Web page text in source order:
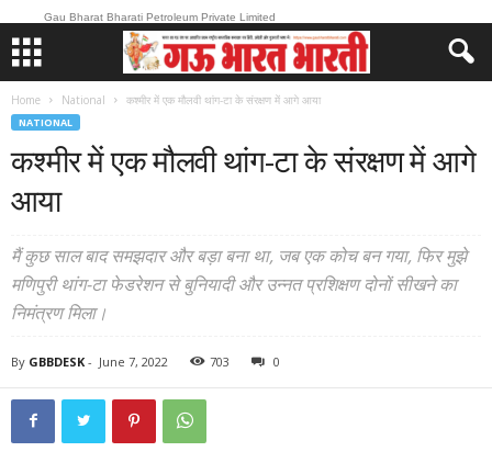
Gau Bharat Bharati Petroleum Private Limited
Home National कश्मीर में एक मौलवी थांग-टा के संरक्षण में आगे आया
NATIONAL
कश्मीर में एक मौलवी थांग-टा के संरक्षण में आगे
आया
मैं कुछ साल बाद समझदार और बड़ा बना था, जब एक कोच बन गया, फिर मुझे
मणिपुरी थांग-टा फेडरेशन से बुनियादी और उन्नत प्रशिक्षण दोनों सीखने का
निमंत्रण मिला।
By GBBDESK - June 7, 2022 703 0